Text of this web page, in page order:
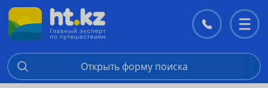
Контакты
меню
Открыть форму поиска